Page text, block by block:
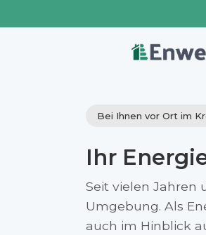
Bei Ihnen vor Ort im
Ihr
Seit vielen Jahren
Umgebung. Als
auch im Hinblick